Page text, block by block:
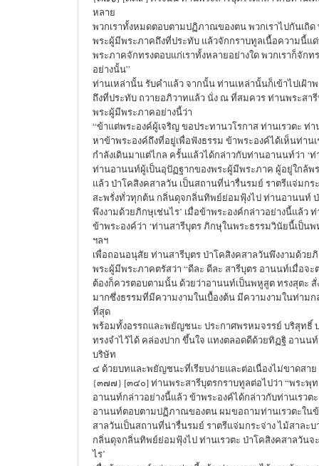
หลาย
พวกเราทั้งหมดตอบตามปฏิภาณของตน พวกเราไปกันเถิด
พระผู้มีพระภาคถึงที่ประทับ แล้วจักกราบทูลเนื้อความนี้แ
พระภาคจักทรงตอบแก่เราทั้งหลายอย่างใด พวกเราก็จัก
อย่างนั้น”
ท่านเหล่านั้น รับคำแล้ว จากนั้น ท่านเหล่านั้นก็เข้าไปเฝ้า
ถึงที่ประทับ ถวายอภิวาทแล้ว นั่ง ณ ที่สมควร ท่านพระสา
พระผู้มีพระภาคอย่างนี้ว่า
“ข้าแต่พระองค์ผู้เจริญ ขอประทานวโรกาส ท่านเรวตะ ท่
หาข้าพระองค์ถึงที่อยู่เพื่อฟังธรรม ข้าพระองค์ได้เห็นท่าน
กำลังเดินมาแต่ไกล ครั้นแล้วได้กล่าวกับท่านอานนท์ว่า ‘
ท่านอานนท์ผู้เป็นอุปัฏฐากของพระผู้มีพระภาค ผู้อยู่ใกล้พ
แล้ว ป่าโคสิงคสาลวัน เป็นสถานที่น่ารื่นรมย์ ราตรีแจ่มกร
สะพรั่งทั่วทุกต้น กลิ่นดุจกลิ่นทิพย์ย่อมฟุ้งไป ท่านอานนท์
พึงงามด้วยภิกษุเช่นไร’ เมื่อข้าพระองค์กล่าวอย่างนี้แล้ว
ข้าพระองค์ว่า ‘ท่านสารีบุตร ภิกษุในพระธรรมวินัยนี้เป็น
ฯลฯ
เพื่อถอนอนุสัย ท่านสารีบุตร ป่าโคสิงคสาลวันพึงงามด้วย
พระผู้มีพระภาคตรัสว่า “ดีละ ดีละ สารีบุตร อานนท์เมื่อจะ
ต้องก็ควรตอบตามนั้น ด้วยว่าอานนท์เป็นพหูสูต ทรงสุตะ สั่
มากซึ่งธรรมที่มีความงามในเบื้องต้น มีความงามในท่ามก
ที่สุด
พร้อมทั้งอรรถและพยัญชนะ ประกาศพรหมจรรย์ บริสุทธิ์
ทรงจำไว้ได้ คล่องปาก ขึ้นใจ แทงตลอดดีด้วยทิฏฐิ อานน
บริษัท
๔ ด้วยบทและพยัญชนะที่เรียบง่ายและต่อเนื่องไม่ขาดสา
{๓๗๗} [๓๔๐] ท่านพระสารีบุตรกราบทูลต่อไปว่า “พระพุท
อานนท์กล่าวอย่างนี้แล้ว ข้าพระองค์ได้กล่าวกับท่านเรวตะ
อานนท์ตอบตามปฏิภาณของตน ผมขอถามท่านเรวตะในข้
สาลวันเป็นสถานที่น่ารื่นรมย์ ราตรีแจ่มกระจ่าง ไม้สาละ
กลิ่นดุจกลิ่นทิพย์ย่อมฟุ้งไป ท่านเรวตะ ป่าโคสิงคสาลวันจ
ไร’